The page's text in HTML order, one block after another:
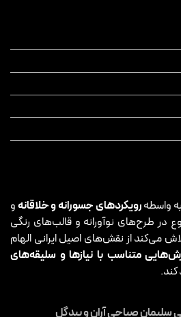
واسطهرویکردهای جسورانه و خلاقانهو
در طرح‌های نوآورانه و قالب‌های رنگی
می‌کند از نقش‌های اصیل ایرانی الهام
متناسب با نیازها و سلیقه‌های
کند.
صباحی آران و بیدگل